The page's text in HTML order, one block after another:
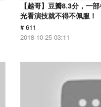
【越哥】豆瓣8.3分，一
光看演技就不得不佩服！
# 611
2018-10-25 03:11